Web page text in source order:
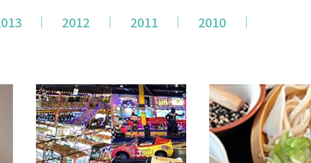
換 (WEB上を含む)、開催イベント、その他当社所定の手続きを通じて取得する個
について
④ 当社が委託された業務の遂行
⑤ お取引先への情報提供および連絡
(ウ) 従業員・役員 (過去に従業員・役員であった者を含む) 又はそれらの家族の方が
定の手続きによって提供する個人情報、および採用応募者が採用手続き又は人
提供サービスを通じて提供する個人情報 について
① 採否の検討、決定及び連絡並びに採用時の入社及び雇用手続き
2012 2011 2010